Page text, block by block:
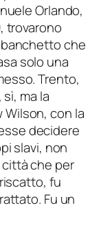
Orlando,
trovarono
banchetto che
solo una
Trento,
sì, ma la
Wilson, con la
decidere
slavi, non
città che per
fu
Fu un